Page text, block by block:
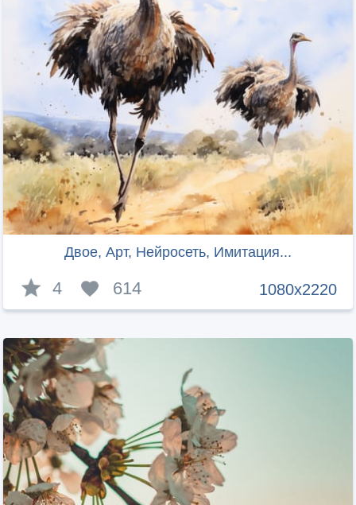
Двое, Арт, Нейросеть, Имитация...
1080x2220
4 614